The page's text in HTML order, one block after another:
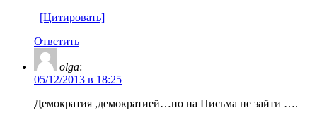
[Цитировать]
Ответить
olga:
05/12/2013 в 18:25
Демократия ,демократией…но на Письма не зайти ….